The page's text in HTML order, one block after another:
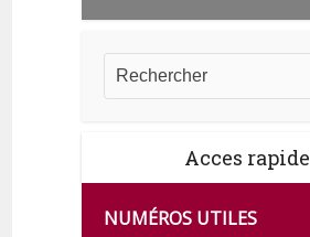
Acces rapide
NUMÉROS UTILES